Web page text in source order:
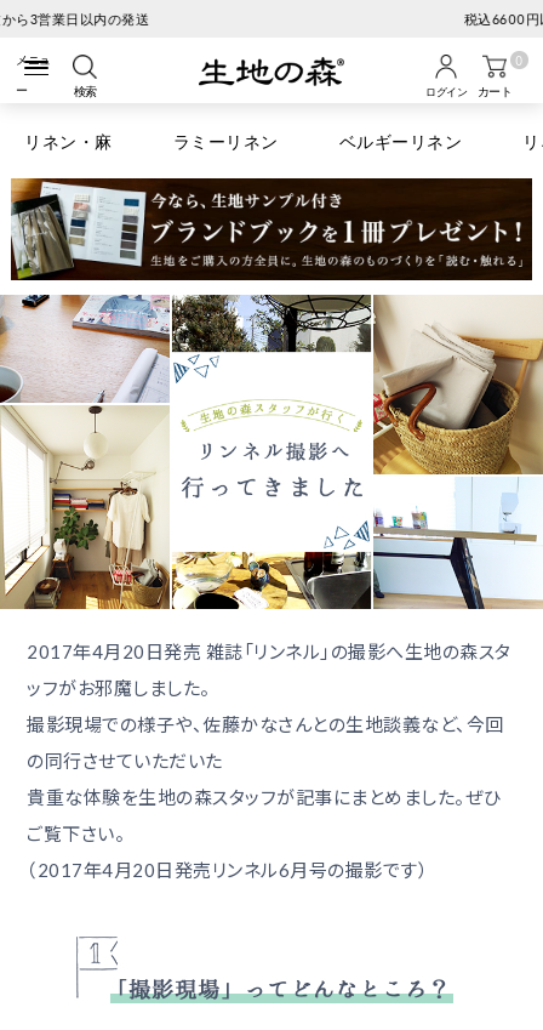
検索 ログイン カート
0
リネン・麻 ラミーリネン ベルギーリネン
2017年4月20日発売 雑誌「リンネル」の撮影へ生地の森スタ
ッフがお邪魔しました。
撮影現場での様子や、佐藤かなさんとの生地談義など、今回
の同行させていただいた
貴重な体験を生地の森スタッフが記事にまとめました。ぜひ
ご覧下さい。
（2017年4月20日発売リンネル6月号の撮影です）